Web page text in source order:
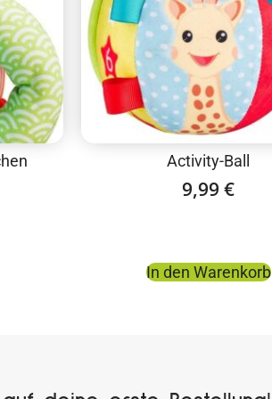
Activity-Ball
9,99 €
In den Warenkorb